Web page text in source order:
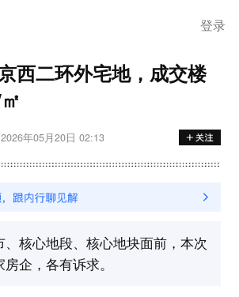
登录
西二环外宅地，成交楼
2026年05月20日 02:13
、核心地段、核心地块面前，本次
企，各有诉求。